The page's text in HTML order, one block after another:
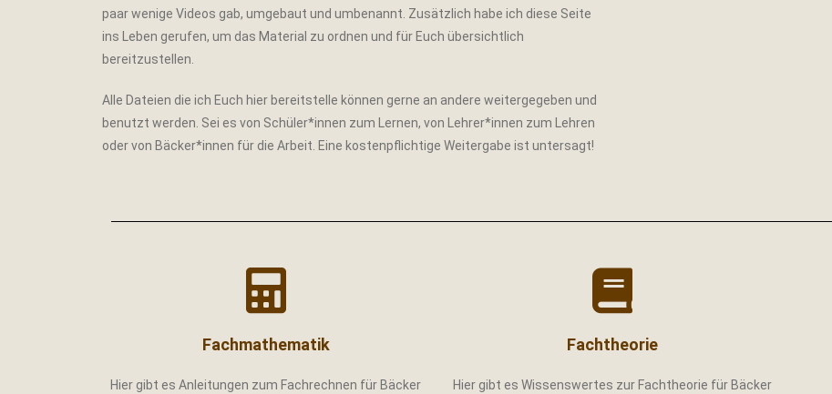
paar wenige Videos gab, umgebaut und umbenannt. Zusätzlich habe ich diese Seite
ins Leben gerufen, um das Material zu ordnen und für Euch übersichtlich
bereitzustellen.
Alle Dateien die ich Euch hier bereitstelle können gerne an andere weitergegeben und
benutzt werden. Sei es von Schüler*innen zum Lernen, von Lehrer*innen zum Lehren
oder von Bäcker*innen für die Arbeit. Eine kostenpflichtige Weitergabe ist untersagt!
Fachmathematik
Hier gibt es Anleitungen zum Fachrechnen für Bäcker
Fachtheorie
Hier gibt es Wissenswertes zur Fachtheorie für Bäcker